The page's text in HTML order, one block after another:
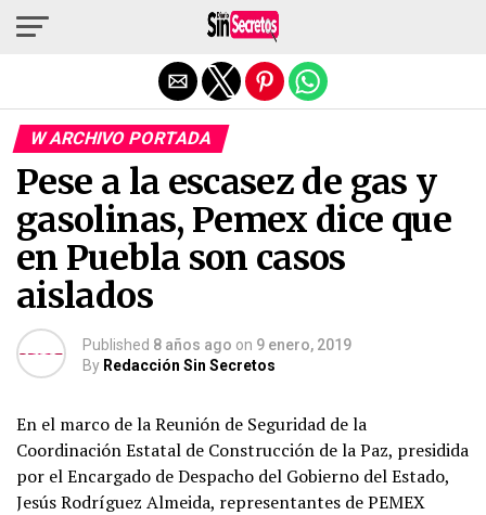
W ARCHIVO PORTADA
Pese a la escasez de gas y
gasolinas, Pemex dice que
en Puebla son casos
aislados
Published 8 años ago on 9 enero, 2019
By Redacción Sin Secretos
En el marco de la Reunión de Seguridad de la
Coordinación Estatal de Construcción de la Paz, presidida
por el Encargado de Despacho del Gobierno del Estado,
Jesús Rodríguez Almeida, representantes de PEMEX
Salir de la versión móvil